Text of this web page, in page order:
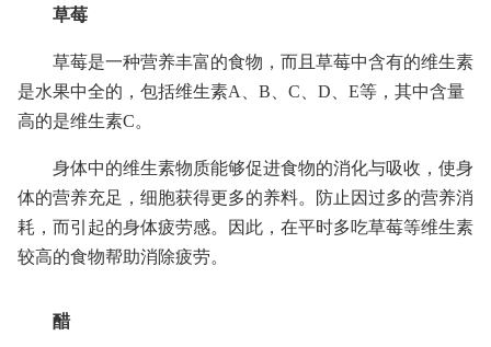
草莓
草莓是一种营养丰富的食物，而且草莓中含有的维生素
是水果中全的，包括维生素A、B、C、D、E等，其中含量
高的是维生素C。
身体中的维生素物质能够促进食物的消化与吸收，使身
体的营养充足，细胞获得更多的养料。防止因过多的营养消
耗，而引起的身体疲劳感。因此，在平时多吃草莓等维生素
较高的食物帮助消除疲劳。
醋